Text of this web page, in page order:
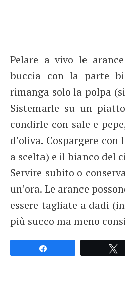
Pelare a vivo le
buccia con la parte
rimanga solo la polpa
Sistemarle su un
condirle con sale e
d’oliva. Cospargere
a scelta) e il bianco del
Servire subito o
un’ora. Le arance
essere tagliate a dadi
più succo ma meno